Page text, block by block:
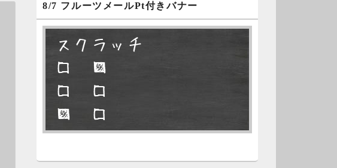
明日、6月7日分の更新は昼頃にな
ってしまいそうです。申し訳ござ
いません。
6/2 10:04
永久不滅.comの本日分の更新が完
了しました。
6/2 2:22（Dr.N）
8/7 フルーツメールPt付きバナー
スクラッチ
□ ■
□ □
■ □